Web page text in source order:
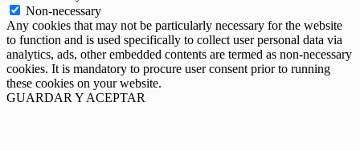
Non-necessary
Any cookies that may not be particularly necessary for the website
to function and is used specifically to collect user personal data via
analytics, ads, other embedded contents are termed as non-necessary
cookies. It is mandatory to procure user consent prior to running
these cookies on your website.
GUARDAR Y ACEPTAR